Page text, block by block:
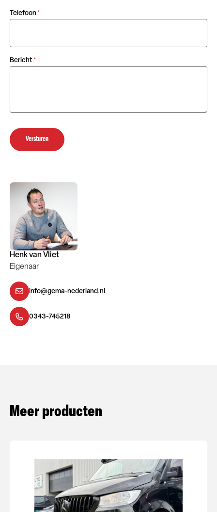
Henk van Vliet
Eigenaar
info@gema-nederland.nl
0343-745218
Telefoon *
Bericht *
Versturen
Meer producten